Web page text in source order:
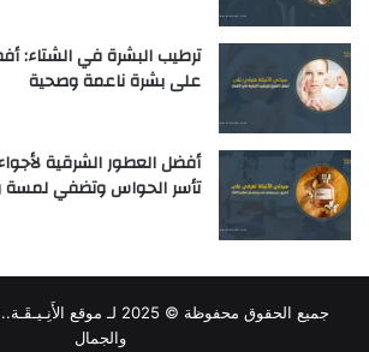
ترطيب البشرة في الشتاء:
على بشرة ناعمة وصحية
تأسر الحواس وتضفي لمسة
جميع الحقوق محفوظة © 2025 لـ
موقع
والجمال